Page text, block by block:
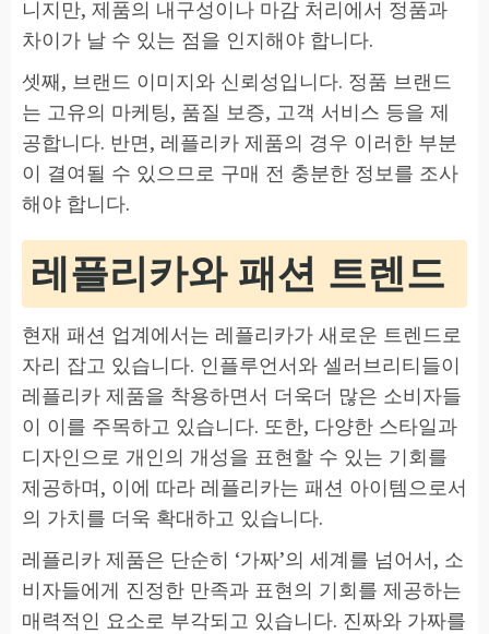
니지만, 제품의 내구성이나 마감 처리에서 정품과
차이가 날 수 있는 점을 인지해야 합니다.
셋째, 브랜드 이미지와 신뢰성입니다. 정품 브랜드
는 고유의 마케팅, 품질 보증, 고객 서비스 등을 제
공합니다. 반면, 레플리카 제품의 경우 이러한 부분
이 결여될 수 있으므로 구매 전 충분한 정보를 조사
해야 합니다.
레플리카와 패션 트렌드
현재 패션 업계에서는 레플리카가 새로운 트렌드로
자리 잡고 있습니다. 인플루언서와 셀러브리티들이
레플리카 제품을 착용하면서 더욱더 많은 소비자들
이 이를 주목하고 있습니다. 또한, 다양한 스타일과
디자인으로 개인의 개성을 표현할 수 있는 기회를
제공하며, 이에 따라 레플리카는 패션 아이템으로서
의 가치를 더욱 확대하고 있습니다.
레플리카 제품은 단순히 ‘가짜’의 세계를 넘어서, 소
비자들에게 진정한 만족과 표현의 기회를 제공하는
매력적인 요소로 부각되고 있습니다. 진짜와 가짜를